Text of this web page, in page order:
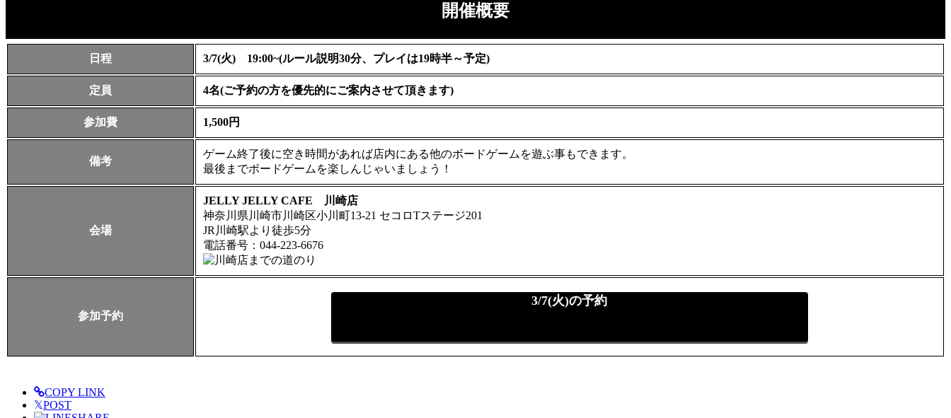
開催概要
日程 3/7(火) 19:00~(ルール説明30分、プレイは19時半～予定)
定員 4名(ご予約の方を優先的にご案内させて頂きます)
参加費 1,500円
備考
ゲーム終了後に空き時間があれば店内にある他のボードゲームを遊ぶ事もできます。
最後までボードゲームを楽しんじゃいましょう！
会場
JELLY JELLY CAFE 川崎店
神奈川県川崎市川崎区小川町13-21 セコロTステージ201
JR川崎駅より徒歩5分
電話番号：044-223-6676
参加予約
3/7(火)の予約
COPY LINK
𝕏POST